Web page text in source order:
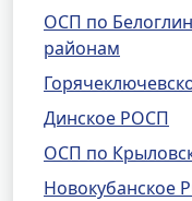
ОСП по
районам
Динское РОСП
ОСП по
Новокубанское